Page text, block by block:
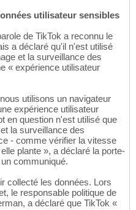
utilisateur sensibles
de TikTok a reconnu le
a déclaré qu'il n'est utilisé
et la surveillance des
« expérience utilisateur
utilisons un navigateur
expérience utilisateur
en question n'est utilisé que
la surveillance des
- comme vérifier la vitesse
plante », a déclaré la porte-
communiqué.
collecté les données. Lors
le responsable politique de
a déclaré que TikTok «